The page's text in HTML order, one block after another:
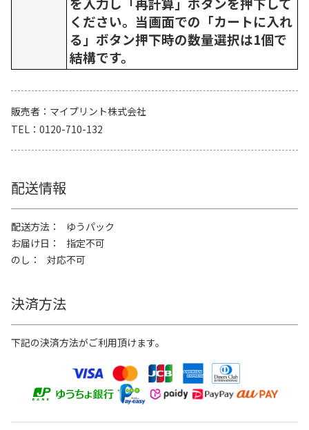
ください。当画面での「カートに入れ
る」ボタン押下時の数量選択は1個で
結構です。
販売者
マイプリント株式会社
TEL
0120-710-132
配送情報
配送方法
ゆうパック
お届け日
指定不可
のし
対応不可
決済方法
下記の決済方法がご利用頂けます。